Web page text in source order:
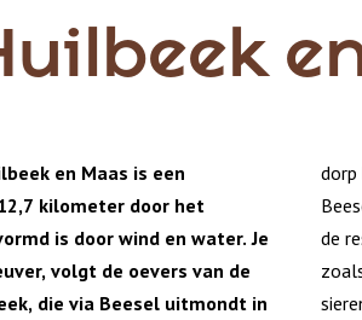
en Maas is een
kilometer door het
is door wind en water. Je
volgt de oevers van de
die via Beesel uitmondt in
de